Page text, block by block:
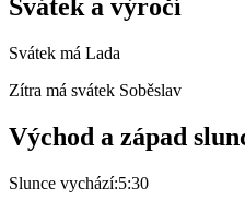
Svátek a výročí
Svátek má Lada
Zítra má svátek Soběslav
Východ a západ
Slunce vychází:5:30